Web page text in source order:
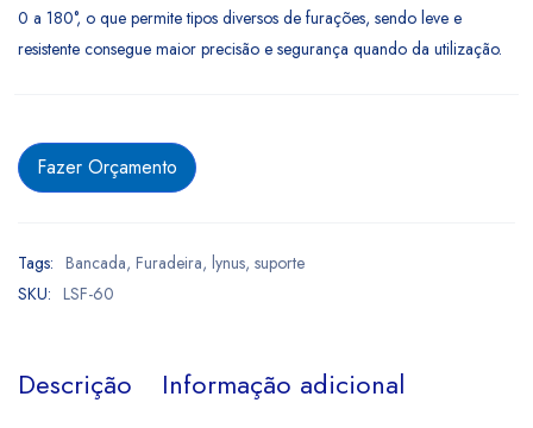
0 a 180°, o que permite tipos diversos de furações, sendo leve e
resistente consegue maior precisão e segurança quando da utilização.
Fazer Orçamento
Tags: Bancada, Furadeira, lynus, suporte
SKU: LSF-60
Descrição Informação adicional